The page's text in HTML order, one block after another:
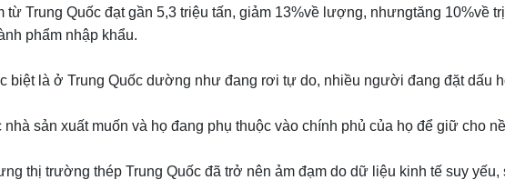
Trung Quốc đạt gần 5,3 triệu tấn, giảm 13%về lượng, nhưngtăng 10%về
phẩm nhập khẩu.
biệt là ở Trung Quốc dường như đang rơi tự do, nhiều người đang đặt dấu
sản xuất muốn và họ đang phụ thuộc vào chính phủ của họ để giữ cho
thị trường thép Trung Quốc đã trở nên ảm đạm do dữ liệu kinh tế suy